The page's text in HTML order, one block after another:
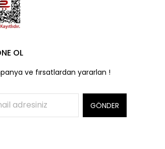
OL
ve fırsatlardan yararlan !
GÖNDER